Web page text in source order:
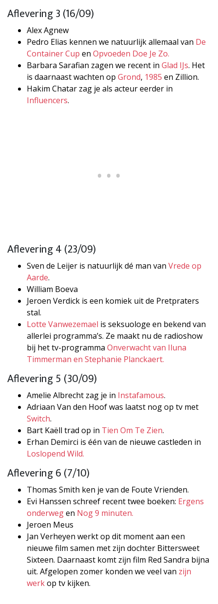
Aflevering 3 (16/09)
Alex Agnew
Pedro Elias kennen we natuurlijk allemaal van De
Container Cup en Opvoeden Doe Je Zo.
Barbara Sarafian zagen we recent in Glad IJs. Het
is daarnaast wachten op Grond, 1985 en Zillion.
Hakim Chatar zag je als acteur eerder in
Influencers.
Aflevering 4 (23/09)
Sven de Leijer is natuurlijk dé man van Vrede op
Aarde.
William Boeva
Jeroen Verdick is een komiek uit de Pretpraters
stal.
Lotte Vanwezemael is seksuologe en bekend van
allerlei programma’s. Ze maakt nu de radioshow
bij het tv-programma Onverwacht van Iluna
Timmerman en Stephanie Planckaert.
Aflevering 5 (30/09)
Amelie Albrecht zag je in Instafamous.
Adriaan Van den Hoof was laatst nog op tv met
Switch.
Bart Kaëll trad op in Tien Om Te Zien.
Erhan Demirci is één van de nieuwe castleden in
Loslopend Wild.
Aflevering 6 (7/10)
Thomas Smith ken je van de Foute Vrienden.
Evi Hanssen schreef recent twee boeken: Ergens
onderwegen Nog 9 minuten.
Jeroen Meus
Jan Verheyen werkt op dit moment aan een
nieuwe film samen met zijn dochter Bittersweet
Sixteen. Daarnaast komt zijn film Red Sandra bijna
uit. Afgelopen zomer konden we veel van zijn
werkop tv kijken.